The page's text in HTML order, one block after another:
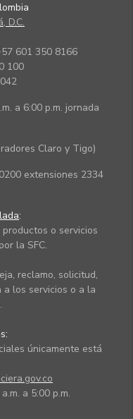
D.C.
601 350 8166
100
a 6:00 p.m. jornada
Claro y Tigo)
extensiones 2334
:
o servicios
la SFC.
reclamo, solicitud,
los servicios o a la
únicamente está
a 5:00 p.m.